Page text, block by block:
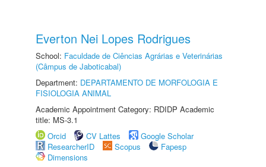
Everton Nei Lopes Rodrigues
School: Faculdade de Ciências Agrárias e Veterinárias
(Câmpus de Jaboticabal)
Department: DEPARTAMENTO DE MORFOLOGIA E
FISIOLOGIA ANIMAL
Academic Appointment Category: RDIDP Academic
title: MS-3.1
Orcid
CV Lattes
Google Scholar
ResearcherID
Scopus
Fapesp
Dimensions